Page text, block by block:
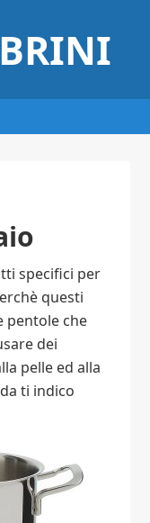
specifici per
questi
pentole che
dei
pelle ed alla
ti indico